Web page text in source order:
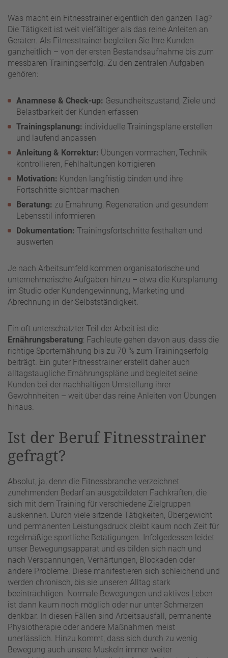
Was macht ein Fitnesstrainer eigentlich den ganzen Tag?
Die Tätigkeit ist weit vielfältiger als das reine Anleiten an
Geräten. Als Fitnesstrainer begleiten Sie Ihre Kunden
ganzheitlich – von der ersten Bestandsaufnahme bis zum
messbaren Trainingserfolg. Zu den zentralen Aufgaben
gehören:
Anamnese & Check-up: Gesundheitszustand, Ziele und
Belastbarkeit der Kunden erfassen
Trainingsplanung: individuelle Trainingspläne erstellen
und laufend anpassen
Anleitung & Korrektur: Übungen vormachen, Technik
kontrollieren, Fehlhaltungen korrigieren
Motivation: Kunden langfristig binden und ihre
Fortschritte sichtbar machen
Beratung: zu Ernährung, Regeneration und gesundem
Lebensstil informieren
Dokumentation: Trainingsfortschritte festhalten und
auswerten
Je nach Arbeitsumfeld kommen organisatorische und
unternehmerische Aufgaben hinzu – etwa die Kursplanung
im Studio oder Kundengewinnung, Marketing und
Abrechnung in der Selbstständigkeit.
Ein oft unterschätzter Teil der Arbeit ist die
Ernährungsberatung: Fachleute gehen davon aus, dass die
richtige Sporternährung bis zu 70 % zum Trainingserfolg
beiträgt. Ein guter Fitnesstrainer erstellt daher auch
alltagstaugliche Ernährungspläne und begleitet seine
Kunden bei der nachhaltigen Umstellung ihrer
Gewohnheiten – weit über das reine Anleiten von Übungen
hinaus.
Ist der Beruf Fitnesstrainer
gefragt?
Absolut, ja, denn die Fitnessbranche verzeichnet
zunehmenden Bedarf an ausgebildeten Fachkräften, die
sich mit dem Training für verschiedene Zielgruppen
auskennen. Durch viele sitzende Tätigkeiten, Übergewicht
und permanenten Leistungsdruck bleibt kaum noch Zeit für
regelmäßige sportliche Betätigungen. Infolgedessen leidet
unser Bewegungsapparat und es bilden sich nach und
nach Verspannungen, Verhärtungen, Blockaden oder
andere Probleme. Diese manifestieren sich schleichend und
werden chronisch, bis sie unseren Alltag stark
beeinträchtigen. Normale Bewegungen und aktives Leben
ist dann kaum noch möglich oder nur unter Schmerzen
denkbar. In diesen Fällen sind Arbeitsausfall, permanente
Physiotherapie oder andere Maßnahmen meist
unerlässlich. Hinzu kommt, dass sich durch zu wenig
Bewegung auch unsere Muskeln immer weiter